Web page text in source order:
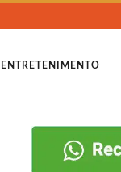
ENTRETENIMENTO